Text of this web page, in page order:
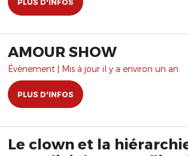
PLUS D'INFOS
AMOUR SHOW
Évènement | Mis à jour il y a environ un an.
PLUS D'INFOS
Le clown et la